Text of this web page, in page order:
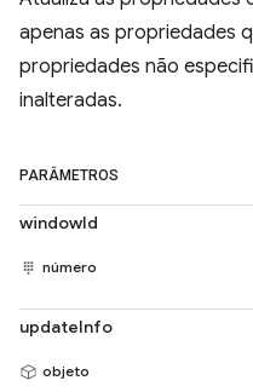
apenas as propriedades
propriedades não
inalteradas.
PARÂMETROS
windowId
número
updateInfo
objeto